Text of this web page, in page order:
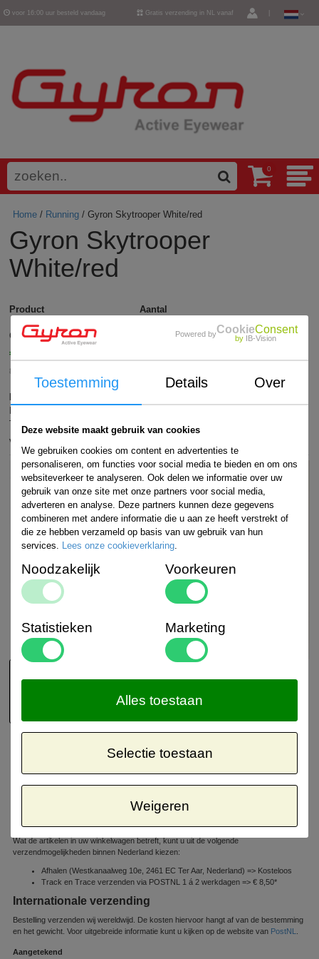
voor 16:00 uur besteld vandaag Gratis verzending in NL vanaf
0
Home / Running / Gyron Skytrooper White/red
Gyron Skytrooper
White/red
Product Aantal
Gyron Skytrooper White/red
€
8718469661787
Merk
Photochromic, 100% UV400, Decentered lens, Polycarbonated lens,
TR90, Adjustable nose pads, Flex temples
Voorraad:
Verzendinformatie Retour informatie
Binnenlandse verzending
Wat de artikelen in uw winkelwagen betreft, kunt u uit de volgende
verzendmogelijkheden binnen Nederland kiezen:
Afhalen (Westkanaalweg 10e, 2461 EC Ter Aar, Nederland) => Kosteloos
Track en Trace verzenden via POSTNL 1 á 2 werkdagen => € 8,50*
Internationale verzending
Bestelling verzenden wij wereldwijd. De kosten hiervoor hangt af van de bestemming
en het gewicht. Voor uitgebreide informatie kunt u kijken op de website van PostNL
Aangetekend
Powered byCookieConsent
by IB-Vision
Toestemming Details Over
Deze website maakt gebruik van cookies
We gebruiken cookies om content en advertenties te
personaliseren, om functies voor social media te bieden en om ons
websiteverkeer te analyseren. Ook delen we informatie over uw
gebruik van onze site met onze partners voor social media,
adverteren en analyse. Deze partners kunnen deze gegevens
combineren met andere informatie die u aan ze heeft verstrekt of
die ze hebben verzameld op basis van uw gebruik van hun
services. Lees onze cookieverklaring
Noodzakelijk Voorkeuren
Statistieken Marketing
Weigeren
Selectie toestaan
Alles toestaan